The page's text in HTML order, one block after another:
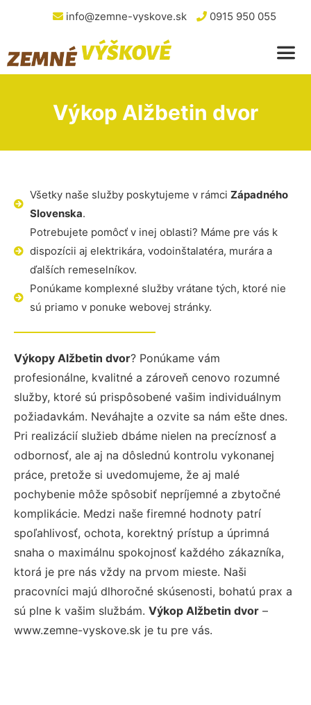
info@zemne-vyskove.sk 0915 950 055
Výkop Alžbetin dvor
Všetky naše služby poskytujeme v rámci Západného
Slovenska.
Potrebujete pomôcť v inej oblasti? Máme pre vás k
dispozícii aj elektrikára, vodoinštalatéra, murára a
ďalších remeselníkov.
Ponúkame komplexné služby vrátane tých, ktoré nie
sú priamo v ponuke webovej stránky.
Výkopy Alžbetin dvor? Ponúkame vám
profesionálne, kvalitné a zároveň cenovo rozumné
služby, ktoré sú prispôsobené vašim individuálnym
požiadavkám. Neváhajte a ozvite sa nám ešte dnes.
Pri realizácií služieb dbáme nielen na precíznosť a
odbornosť, ale aj na dôslednú kontrolu vykonanej
práce, pretože si uvedomujeme, že aj malé
pochybenie môže spôsobiť nepríjemné a zbytočné
komplikácie. Medzi naše firemné hodnoty patrí
spoľahlivosť, ochota, korektný prístup a úprimná
snaha o maximálnu spokojnosť každého zákazníka,
ktorá je pre nás vždy na prvom mieste. Naši
pracovníci majú dlhoročné skúsenosti, bohatú prax a
sú plne k vašim službám. Výkop Alžbetin dvor –
www.zemne-vyskove.sk je tu pre vás.